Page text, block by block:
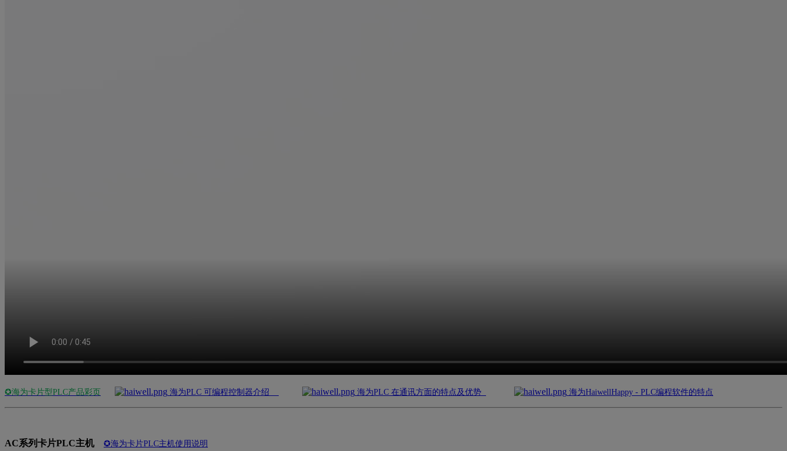
✪海为卡片型PLC产品彩页 海为PLC 可编程控制器介绍 海为PLC 在通讯方面的特点及优势 海为HaiwellHappy - PLC编程软件的特点
AC系列卡片PLC主机 ✪海为卡片PLC主机使用说明